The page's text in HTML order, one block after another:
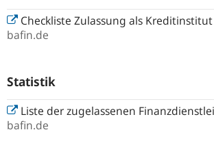
Checkliste Zulassung als Kreditinstitut
bafin.de
Statistik
Liste der zugelassenen
bafin.de